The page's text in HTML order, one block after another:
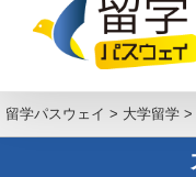
留学パスウェイ > 大学留学 >